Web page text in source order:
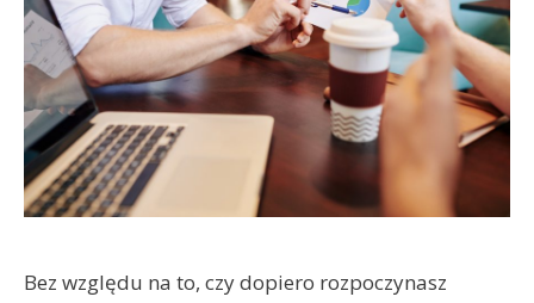
Bez względu na to, czy dopiero rozpoczynasz